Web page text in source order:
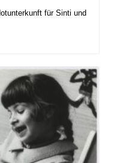
für Sinti und